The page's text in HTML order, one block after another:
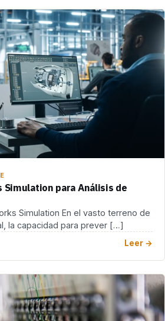
Simulation para Análisis de
Simulation En el vasto terreno de
la capacidad para prever […]
Leer →